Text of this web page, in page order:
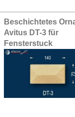
Beschichtetes
Avitus DT-3 für
Fensterstuck